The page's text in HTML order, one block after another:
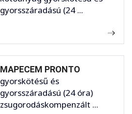
gyorsszáradású (24 ...
MAPECEM PRONTO
gyorskötésű és
gyorsszáradású (24 óra)
zsugorodáskompenzált ...